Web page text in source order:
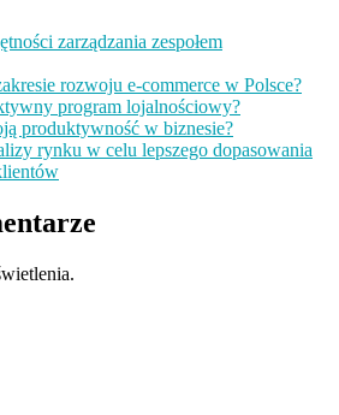
zarządzania zespołem
rozwoju e-commerce w Polsce?
program lojalnościowy?
produktywność w biznesie?
rynku w celu lepszego dopasowania